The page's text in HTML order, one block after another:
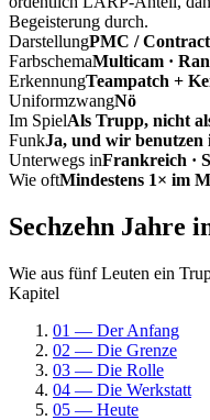
Begeisterung durch.
DarstellungPMC /
FarbschemaMulticam ·
ErkennungTeampatch +
UniformzwangNö
Im SpielAls Trupp, nicht
FunkJa, und wir benutzen
Unterwegs inFrankreich ·
Wie oftMindestens 1× im
Sechzehn Jahre
Wie aus fünf Leuten ein
Kapitel
01 — Der Anfang
02 — Die Grenze
03 — Die Rolle
04 — Die Werkstatt
05 — Heute